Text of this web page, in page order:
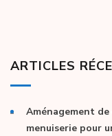
ARTICLES
Aménagement
menuiserie pour